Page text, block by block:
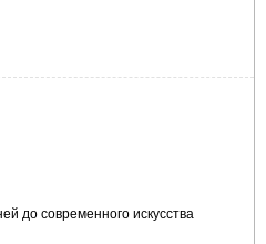
до современного искусства